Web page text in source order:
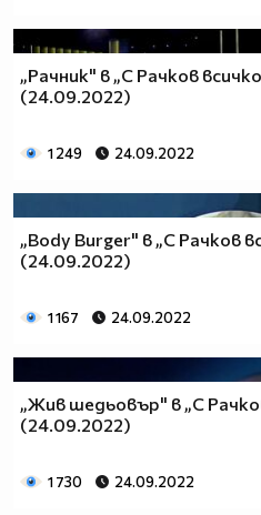
„Рачник" в „С Рачков
(24.09.2022)
1 249 24.09.2022
„Body Burger" в „С Рачков
(24.09.2022)
1 167 24.09.2022
„Жив шедьовър" в „С
(24.09.2022)
1 730 24.09.2022